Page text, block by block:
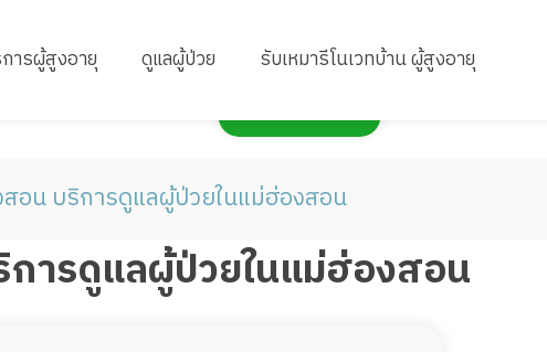
ารผู้สูงอายุ ดูแลผู้ป่วย รับเหมารีโนเวทบ้าน ผู้สูงอายุ
กดเพื่อแสดงแผนที่
อน บริการดูแลผู้ป่วยในแม่ฮ่องสอน
ารดูแลผู้ป่วยในแม่ฮ่องสอน